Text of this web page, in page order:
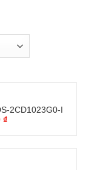
2CD1023G0-I
₫